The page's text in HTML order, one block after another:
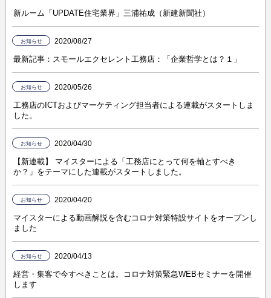
新ルーム「UPDATE住宅業界」三浦祐成（新建新聞社）
お知らせ 2020/08/27
最新記事：スモールエクセレント工務店：「企業哲学とは？１」
お知らせ 2020/05/26
工務店のICTおよびマーケティング担当者による連載がスタートしま
した。
お知らせ 2020/04/30
【新連載】 マイスターによる「工務店にとって何を軸とすべき
か？」をテーマにした連載がスタートしました。
お知らせ 2020/04/20
マイスターによる動画解説を含むコロナ対策特設サイトをオープンし
ました
お知らせ 2020/04/13
経営・集客で今すべきことは。コロナ対策緊急WEBセミナーを開催
します